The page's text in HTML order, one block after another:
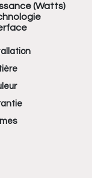
(Watts)